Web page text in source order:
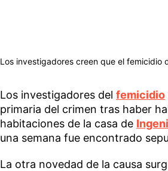
Los investigadores creen que el femicidio
Los investigadores del femicidio
primaria del crimen tras haber
habitaciones de la casa de
una semana fue encontrado
La otra novedad de la causa